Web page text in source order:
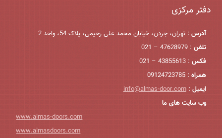
دفتر مرکزی
آدرس : تهران، جردن، خیابان محمد علی رحیمی، پلاک 54، واحد 2
تلفن : 47628979 – 021
فکس : 43855613 – 021
همراه : 09124723785
ایمیل :
info@almas-door.com
وب سایت های ما
www.almas-doors.com
www.almasdoors.com